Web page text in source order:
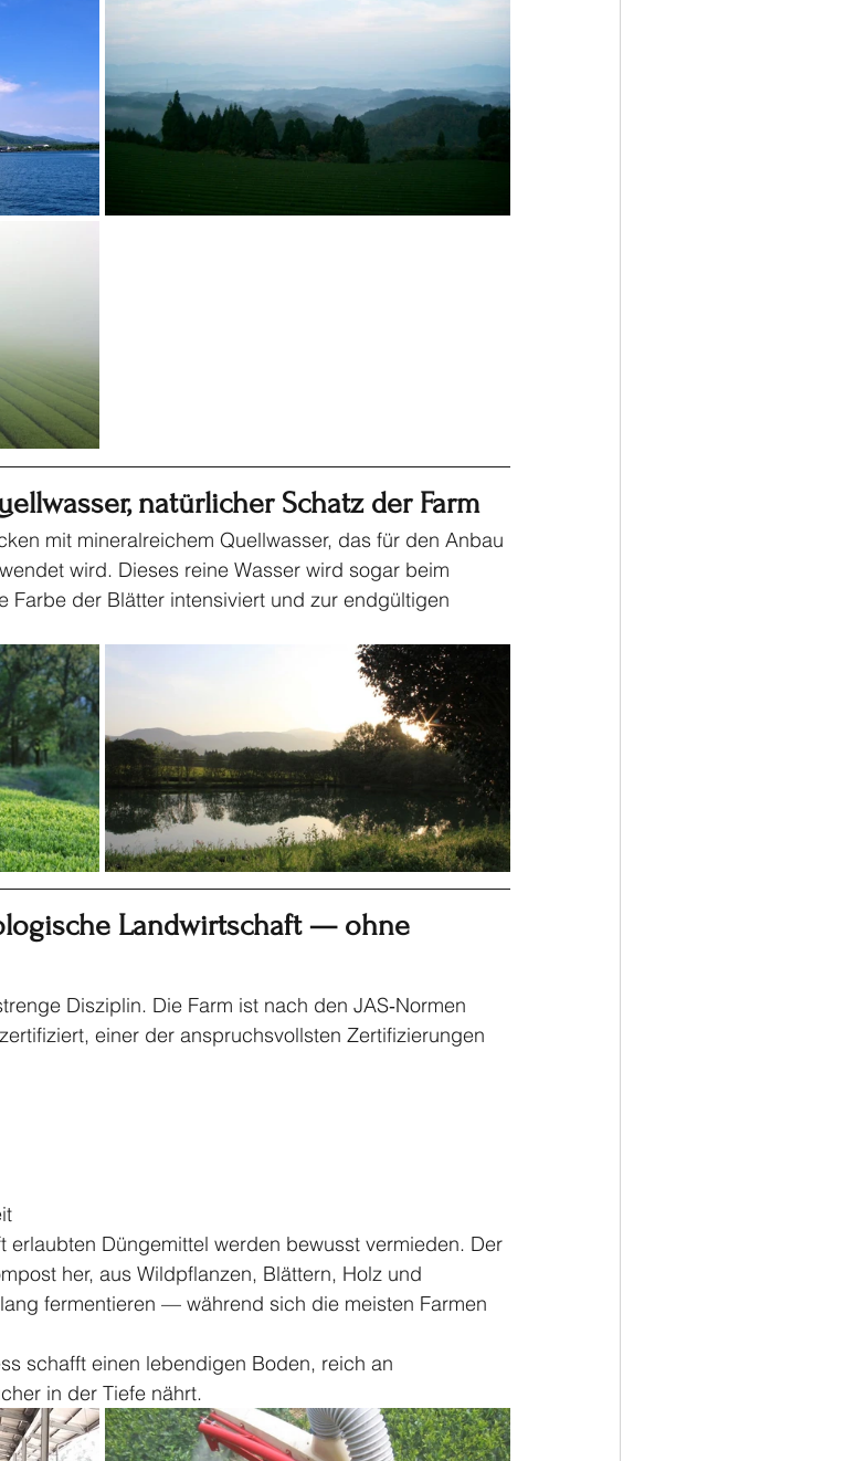
natürlicher Schatz der Farm
mit mineralreichem Quellwasser, das für den Anbau
wird. Dieses reine Wasser wird sogar beim
Farbe der Blätter intensiviert und zur endgültigen
Landwirtschaft — ohne
Disziplin. Die Farm ist nach den JAS‑Normen
einer der anspruchsvollsten Zertifizierungen
erlaubten Düngemittel werden bewusst vermieden. Der
her, aus Wildpflanzen, Blättern, Holz und
fermentieren — während sich die meisten Farmen
schafft einen lebendigen Boden, reich an
in der Tiefe nährt.